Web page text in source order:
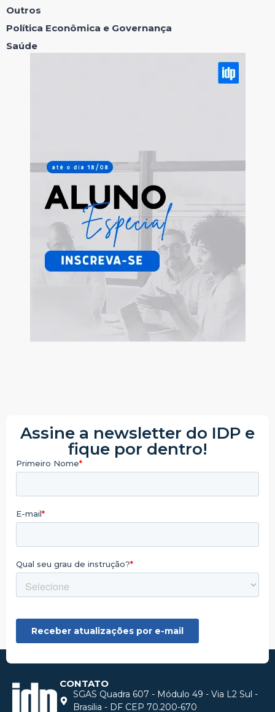
Outros
Política Econômica e Governança
Saúde
Assine a newsletter do IDP e
fique por dentro!
CONTATO
SGAS Quadra 607 - Módulo 49 - Via L2 Sul -
Brasilia - DF CEP 70.200-670